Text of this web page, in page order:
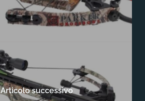
Articolo successivo